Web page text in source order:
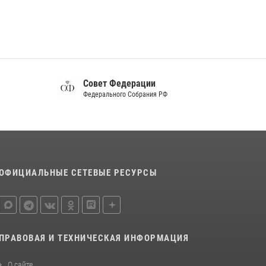
в круглом столе с представителем
17 июля 2026, 07:10
Совет Федерации
Федерального Собрания РФ
СЕТЕВЫЕ РЕСУРСЫ
ПРАВОВАЯ И ТЕХНИЧЕСКАЯ ИНФОРМАЦИЯ